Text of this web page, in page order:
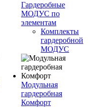
Гардеробные
МОДУС по
элементам
Комплекты
гардеробной
МОДУС
Модульная
гардеробная
Комфорт